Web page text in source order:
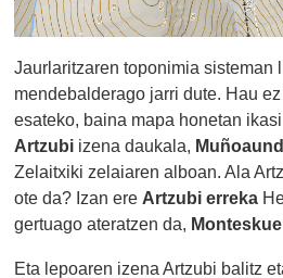
Jaurlaritzaren toponimia sisteman
mendebalderago jarri dute. Hau
esateko, baina mapa honetan
Artzubi izena daukala,
Zelaitxiki zelaiaren alboan. Ala
ote da? Izan ere Artzubi erreka
gertuago ateratzen da, Monteskue
Eta lepoaren izena Artzubi balitz